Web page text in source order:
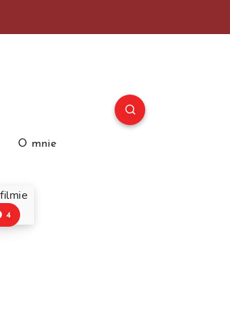
O mnie
4